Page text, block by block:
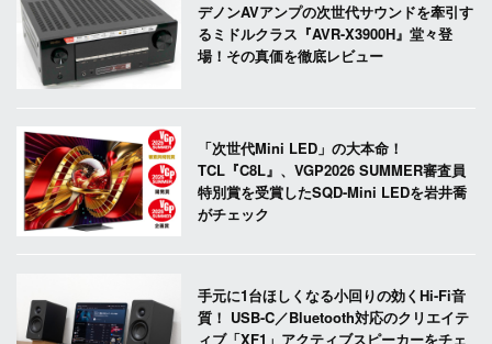
デノンAVアンプの次世代サウンドを牽引す
るミドルクラス『AVR-X3900H』堂々登
場！その真価を徹底レビュー
「次世代Mini LED」の大本命！
TCL『C8L』、VGP2026 SUMMER審査員
特別賞を受賞したSQD-Mini LEDを岩井喬
がチェック
手元に1台ほしくなる小回りの効くHi-Fi音
質！ USB-C／Bluetooth対応のクリエイテ
ィブ「XF1」アクティブスピーカーをチェ